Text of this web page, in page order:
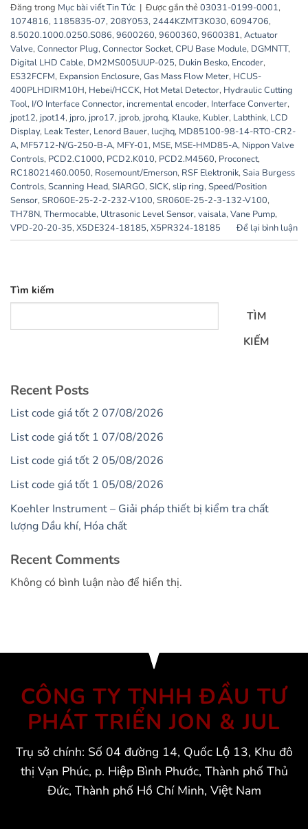
Đăng trong Mục bài viết Tin Tức | Được gắn thẻ03031-0199-0001,
1074816, 1185835-07, 208Y053, 2444KZMT3K030, 6094706,
8.5020.1000.0250.S086, 9600260, 9600360, 9600381, Actuator
Valve, Connector Plug, Connector Socket, CPU Base Module, DGMNTT,
Digital LHD Cable, DM2MS005UUP-025, Dukin Besko, Encoder,
ES32FCFM, Expansion Enclosure, Gas Mass Flow Meter, HCUS-
400PLHDIRM10H, Hebei/HCCK, Hot Metal Detector, Hydraulic Cutting
Tool, I/O Interface Connector, incremental encoder, Interface Converter,
jpot12, jpot14, jpro, jpro17, jprob, jprohq, Klauke, Kubler, Labthink, LCD
Display, Leak Tester, Lenord Bauer, lucjhq, MD85100-98-14-RTO-CR2-
A, MF5712-N/G-250-B-A, MFY-01, MSE, MSE-HMD85-A, Nippon Valve
Controls, PCD2.C1000, PCD2.K010, PCD2.M4560, Proconect,
RC18021460.0050, Rosemount/Emerson, RSF Elektronik, Saia Burgess
Controls, Scanning Head, SIARGO, SICK, slip ring, Speed/Position
Sensor, SR060E-25-2-2-232-V100, SR060E-25-2-3-132-V100,
TH78N, Thermocable, Ultrasonic Level Sensor, vaisala, Vane Pump,
VPD-20-20-35, X5DE324-18185, X5PR324-18185 Để lại bình luận
Tìm kiếm
TÌM
KIẾM
Recent Posts
List code giá tốt 2 07/08/2026
List code giá tốt 1 07/08/2026
List code giá tốt 2 05/08/2026
List code giá tốt 1 05/08/2026
Koehler Instrument – Giải pháp thiết bị kiểm tra chất
lượng Dầu khí, Hóa chất
Recent Comments
Không có bình luận nào để hiển thị.
CÔNG TY TNHH ĐẦU TƯ
PHÁT TRIỂN JON & JUL
Trụ sở chính: Số 04 đường 14, Quốc Lộ 13, Khu đô
thị Vạn Phúc, p. Hiệp Bình Phước, Thành phố Thủ
Đức, Thành phố Hồ Chí Minh, Việt Nam